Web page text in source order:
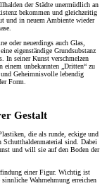
der Städte unermüdlich an
bekommen und gleichzeitig
und in neuem Ambiente wieder
oder neuerdings auch Glas,
eigenständige Grundsubstanz
In seiner Kunst verschmelzen
unbekannten „Dritten“ zu
und Geheimnisvolle lebendig
Form.
Gestalt
die als runde, eckige und
sind. Dabei
und will sie auf den Boden der
einer Figur. Wichtig ist
Wahrnehmung erreichen